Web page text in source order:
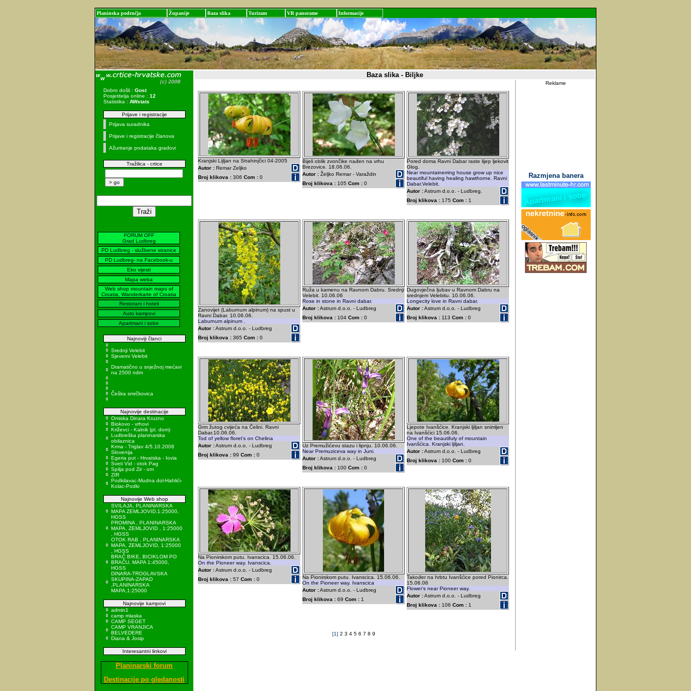
Planinska područja Županije Baza slika Turizam VR panorame Informacije
Dobro došli : Gost
Posjetitelja online : 12
Statistika : AWstats
Prijave i registracije
Prijava suradnika
Prijave i registracije članova
Ažuriranje podataka gradovi
Tražilica - crtice
FORUM OFF
Grad Ludbreg
PD Ludbreg - službene stranice
PD Ludbreg- na Facebook-u
Eko vijesti
Mapa weba
Web shop mountain maps of
Croatia, Wanderkarte of Croatia
Restorani i hoteli
Auto kampovi
Apartmani i sobe
Najnoviji članci
Srednji Velebit
Sjeverni Velebit
Dramatično u snježnoj mećavi
na 2500 ndm
Češka smrčkovica
Najnovije destinacije
Omiska Dinara Kruzno
Biokovo - vrhovi
Križevci - Kalnik (pl. dom)
Ludbreška planinarska
obilaznica
Krma - Triglav 4/5.10.2008
Slovenija
Egeria put - Hrvatska - Iovia
Sveti Vid - otok Pag
Spilja pod Zir - om
ZIR
Podkilavac-Mudna dol-Hahlići-
Kolac-Podki
Najnovije Web shop
SVILAJA, PLANINARSKA
MAPA ZEMLJOVID,1:25000,
HGSS
PROMINA , PLANINARSKA
MAPA, ZEMLJOVID , 1:25000
, HGSS
OTOK RAB , PLANINARSKA
MAPA, ZEMLJOVID, 1:25000
, HGSS
BRAČ BIKE, BICIKLOM PO
BRAČU, MAPA 1:45000,
HGSS
DINARA-TROGLAVSKA
SKUPINA-ZAPAD
,PLANINARSKA
MAPA,1:25000
Najnovije kampovi
admin1
camp mlaska
CAMP SEGET
CAMP VRANJICA
BELVEDERE
Diana & Josip
Interesantni linkovi
Planinarski forum
Destinacije po gledanosti
Baza slika - Biljke
Kranjski Lijljan na Strahinjčici 04-2005
Autor : Remar Zeljko
Broj klikova : 306 Com : 0
Bijeli oblik zvončike nađen na vrhu
Brezovice. 18.06.06.
Autor : Željko Remar - Varaždin
Broj klikova : 105 Com : 0
Pored doma Ravni Dabar raste lijep ljekovit
Glog.
Near mountainerring house grow up nice
beautiful having healing hawthorne. Ravni
Dabar.Velebit.
Autor :Astrum d.o.o. - Ludbreg.
Broj klikova : 175 Com : 1
Zanovijet (Laburnum alpinum) na spust u
Ravni Dabar. 10.06.06.
Laburnum alpinum .
Autor :Astrum d.o.o. - Ludbreg
Broj klikova : 365 Com : 0
Ruža u kamenu na Ravnom Dabru. Srednji
Velebit. 10.06.06
Rose in stone in Ravni dabar.
Autor :Astrum d.o.o. - Ludbreg
Broj klikova : 104 Com : 0
Dugovječna ljubav u Ravnom Dabru na
srednjem Velebitu. 10.06.06.
Longecity love in Ravni dabar.
Autor :Astrum d.o.o. - Ludbreg
Broj klikova : 113 Com : 0
Grm žutog cvijeća na Čelini. Ravni
Dabar.10.06.06.
Tod of yellow floret's on Chelina
Autor :Astrum d.o.o. - Ludbreg
Broj klikova : 99 Com : 0
Uz Premužićevu stazu i lipnju. 10.06.06.
Near Premuziceva way in Juni.
Autor :Astrum d.o.o. - Ludbreg
Broj klikova : 100 Com : 0
Ljepote Ivanšćice. Kranjski ljiljan snimljen
na Ivanšćici 15.06.06.
One of the beautifuly of mountain
Ivanšćica. Kranjski ljiljan.
Autor :Astrum d.o.o. - Ludbreg
Broj klikova : 100 Com : 0
Na Pionirskom putu. Ivanscica. 15.06.06.
On the Pioneer way. Ivanscica.
Autor :Astrum d.o.o. - Ludbreg
Broj klikova : 57 Com : 0
Na Pionirskom putu. Ivanscica. 15.06.06.
On the Pioneer way. Ivanscica
Autor :Astrum d.o.o. - Ludbreg
Broj klikova : 69 Com : 1
Također na hrbtu Ivanšćice pored Pionirca.
15.06.06
Flower's near Pioneer way.
Autor :Astrum d.o.o. - Ludbreg
Broj klikova : 106 Com : 1
[1] 2 3 4 5 6 7 8 9
Reklame
Razmjena banera